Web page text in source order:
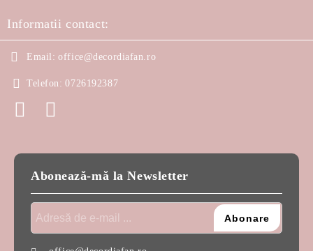
Informatii contact:
Email: office@decordiafan.ro
Telefon: 0726192387
Abonează-mă la Newsletter